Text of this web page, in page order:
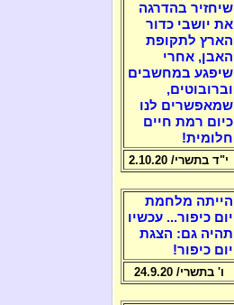
שיחזיר בהדרגה
את יושבי כדור
הארץ לתקופת
האבן, אחרי
שיפגע במחשבים
וברובוטים,
שמאפשרים לנו
כיום רמת חיים
חלומית!
י"ד בתשרי/ 2.10.20
הייתה מלחמת
יום כיפור... עכשיו
תהיה גם: הצגת
יום כיפור!
ו' בתשרי/ 24.9.20